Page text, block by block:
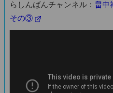
らしんばんチャンネル： 畠中
その③